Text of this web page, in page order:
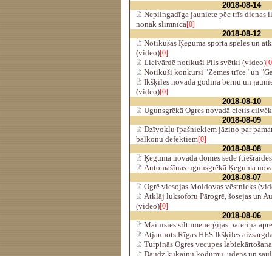
2018-08-14
Nepilngadīga jauniete pēc trīs dienas
nonāk slimnīcā[0]
2018-08-12
Notikušas Ķeguma sporta spēles un
(video)[0]
Lielvārdē notikuši Pils svētki (video)
Notikuši konkursi "Zemes trīce" un
Ikšķiles novadā godina bērnu un
(video)[0]
2018-08-10
Ugunsgrēkā Ogres novadā cietis
2018-08-09
Dzīvokļu īpašniekiem jāziņo par
balkonu defektiem[0]
2018-08-08
Ķeguma novada domes sēde
Automašīnas ugunsgrēkā Ķeguma
2018-08-07
Ogrē viesojas Moldovas vēstnieks
Atklāj luksoforu Pārogrē, šosejas un
(video)[0]
2018-08-06
Mainīsies siltumenerģijas patēriņa
Atjaunots Rīgas HES Ikšķiles
Turpinās Ogres vecupes
Daudz kukaiņu kodumu, ūdens un